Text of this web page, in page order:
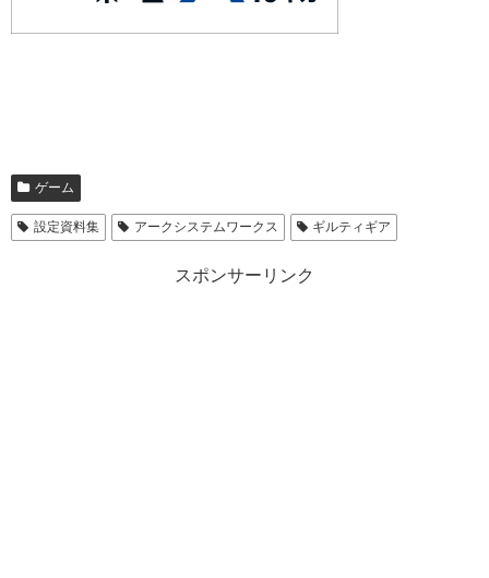
ゲーム
設定資料集 アークシステムワークス ギルティギア
スポンサーリンク